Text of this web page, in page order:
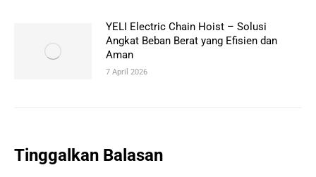
YELI Electric Chain Hoist – Solusi
Angkat Beban Berat yang Efisien dan
Aman
7 April 2026
Tinggalkan Balasan